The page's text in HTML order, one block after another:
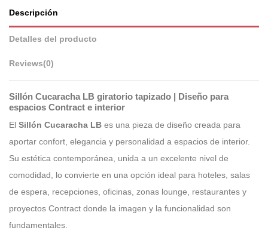
Descripción
Detalles del producto
Reviews(0)
Sillón Cucaracha LB giratorio tapizado | Diseño para
espacios Contract e interior
El Sillón Cucaracha LB es una pieza de diseño creada para
aportar confort, elegancia y personalidad a espacios de interior.
Su estética contemporánea, unida a un excelente nivel de
comodidad, lo convierte en una opción ideal para hoteles, salas
de espera, recepciones, oficinas, zonas lounge, restaurantes y
proyectos Contract donde la imagen y la funcionalidad son
fundamentales.